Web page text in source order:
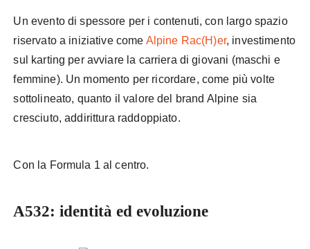
Un evento di spessore per i contenuti, con largo spazio
riservato a iniziative come Alpine Rac(H)er, investimento
sul karting per avviare la carriera di giovani (maschi e
femmine). Un momento per ricordare, come più volte
sottolineato, quanto il valore del brand Alpine sia
cresciuto, addirittura raddoppiato.
Con la Formula 1 al centro.
A532: identità ed evoluzione